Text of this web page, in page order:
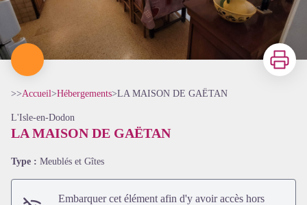
Imprimer
>>Accueil>Hébergements>LA MAISON DE GAËTAN
L'Isle-en-Dodon
LA MAISON DE GAËTAN
Type : Meublés et Gîtes
Embarquer cet élément afin d'y avoir accès hors